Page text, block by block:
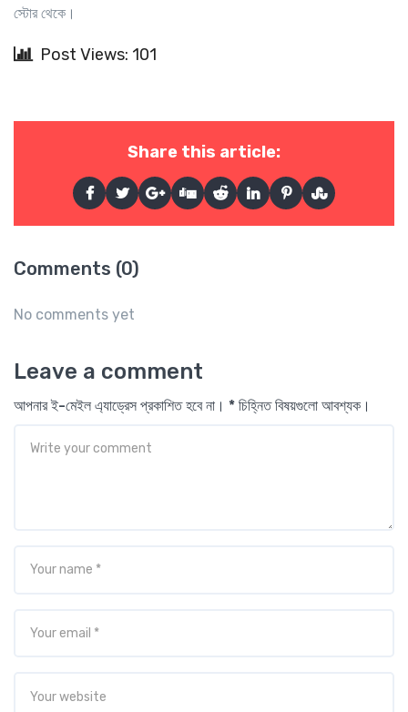
স্টোর থেকে।
Post Views: 101
Share this article:
Comments (0)
No comments yet
Leave a comment
আপনার ই-মেইল এ্যাড্রেস প্রকাশিত হবে না। * চিহ্নিত বিষয়গুলো আবশ্যক।